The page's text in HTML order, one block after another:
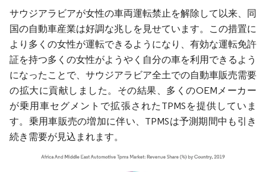
サウジアラビアが女性の車両運転禁止を解除して以来、同
国の自動車産業は好調な兆しを見せています。この措置に
より多くの女性が運転できるようになり、有効な運転免許
証を持つ多くの女性がようやく自分の車を利用できるよう
になったことで、サウジアラビア全土での自動車販売需要
の拡大に貢献しました。その結果、多くのOEMメーカー
が乗用車セグメントで拡張されたTPMSを提供していま
す。乗用車販売の増加に伴い、TPMSは予測期間中も引き
続き需要が見込まれます。